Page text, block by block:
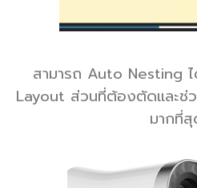
สามารถ Auto Nesting
Layout ส่วนที่ต้องตัดและช่
มากที่